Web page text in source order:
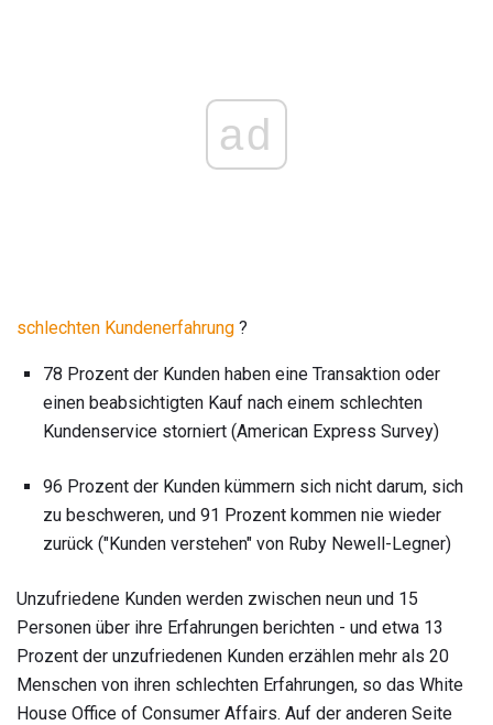
ad
schlechten Kundenerfahrung ?
78 Prozent der Kunden haben eine Transaktion oder
einen beabsichtigten Kauf nach einem schlechten
Kundenservice storniert (American Express Survey)
96 Prozent der Kunden kümmern sich nicht darum, sich
zu beschweren, und 91 Prozent kommen nie wieder
zurück ("Kunden verstehen" von Ruby Newell-Legner)
Unzufriedene Kunden werden zwischen neun und 15
Personen über ihre Erfahrungen berichten - und etwa 13
Prozent der unzufriedenen Kunden erzählen mehr als 20
Menschen von ihren schlechten Erfahrungen, so das White
House Office of Consumer Affairs. Auf der anderen Seite